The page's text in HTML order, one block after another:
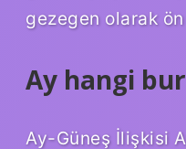
gezegen olarak
Ay hangi
Ay-Güneş İlişkisi